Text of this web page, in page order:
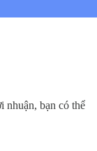
nhuận, bạn có thể